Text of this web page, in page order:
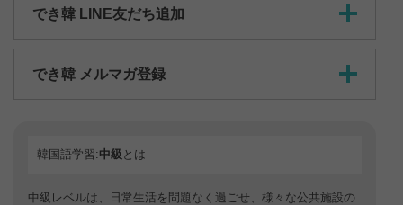
でき韓 LINE友だち追加
でき韓 メルマガ登録
韓国語学習:中級 とは
中級レベルは、日常生活を問題なく過ごせ、様々な公共施設の